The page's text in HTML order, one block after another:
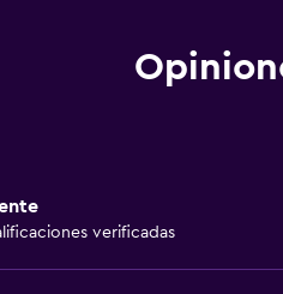
verificadas